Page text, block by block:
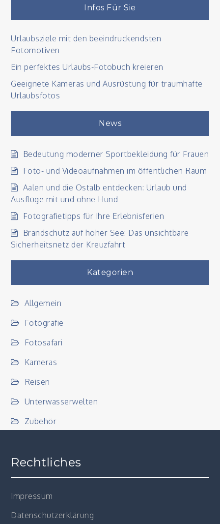
Infos Für Sie
Urlaubsziele mit den beeindruckendsten
Fotomotiven
Ein perfektes Urlaubs-Fotobuch kreieren
Geeignete Kameras und Ausrüstung für traumhafte
Urlaubsfotos
News
Bedeutung moderner Sportbekleidung für Frauen
Foto- und Videoaufnahmen im öffentlichen Raum
Aalen und die Ostalb entdecken: Urlaub und
Ausflüge mit und ohne Hund
Fotografietipps für Ihre Erlebnisferien
Brandschutz auf hoher See: Das unsichtbare
Sicherheitsnetz der Kreuzfahrt
Kategorien
Allgemein
Fotografie
Fotosafari
Kameras
Reisen
Unterwasserwelten
Zubehör
Rechtliches
Impressum
Datenschutzerklärung